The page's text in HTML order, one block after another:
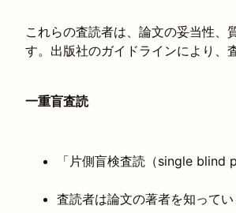
これらの査読者は、論文の妥当性、
す。出版社のガイドラインにより、
一重盲査読
「片側盲検査読（single blind
査読者は論文の著者を知って